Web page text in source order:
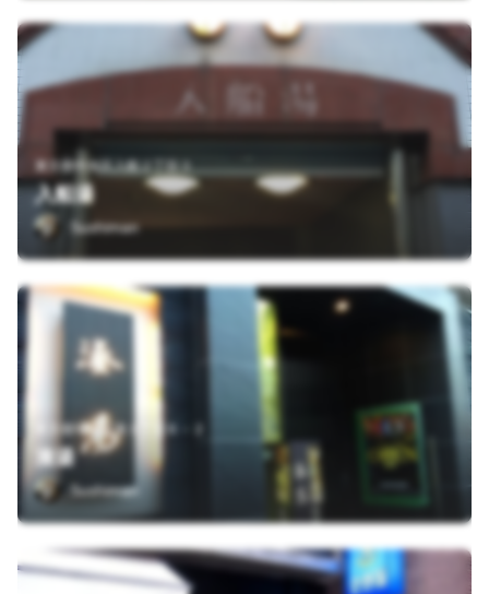
東京都中央区入船２丁目３
入船湯
Sushiman
東京都中央区湊１丁目６－２
湊湯
Sushiman